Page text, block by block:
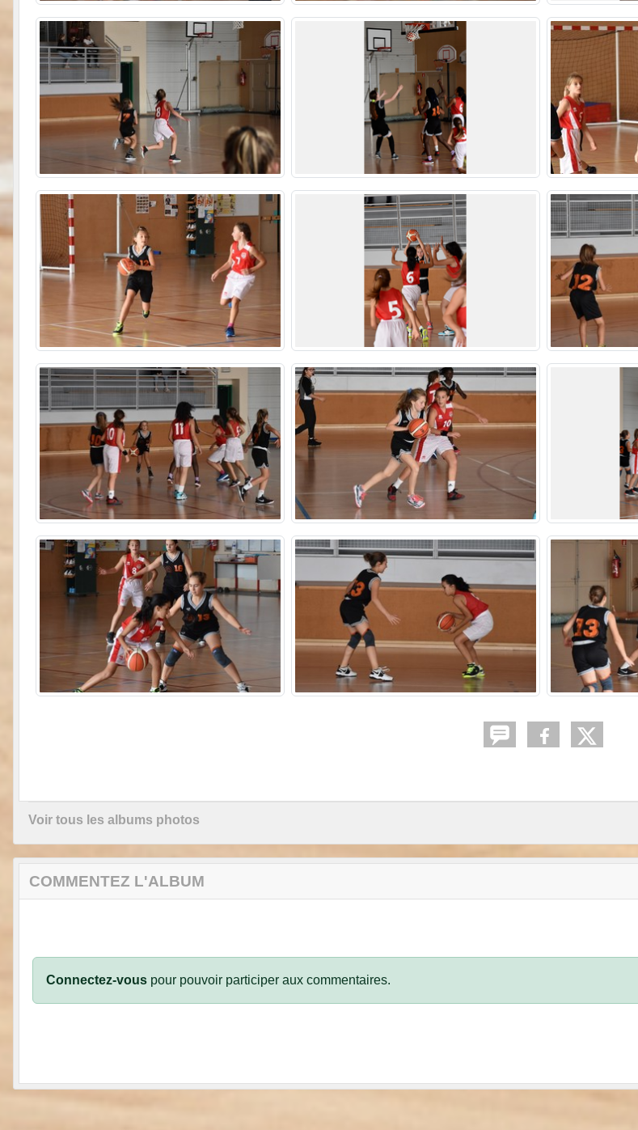
Voir tous les albums photos
COMMENTEZ L'ALBUM
Connectez-vous pour pouvoir participer aux commentaires.